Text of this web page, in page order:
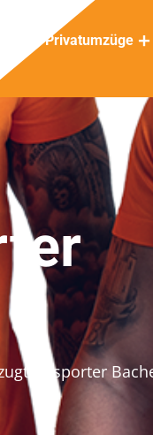
Privatumzüge